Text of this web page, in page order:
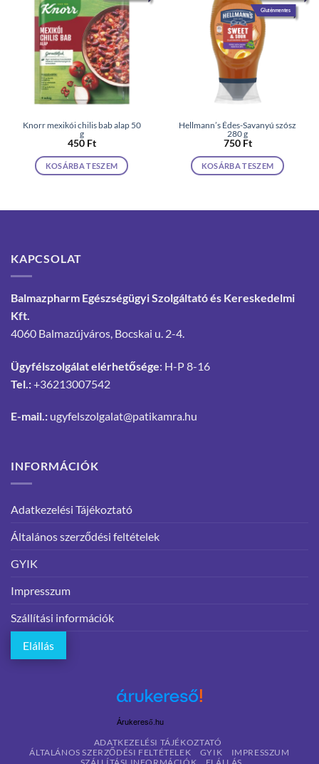
Knorr mexikói chilis bab alap 50
g
450 Ft
KOSÁRBA TESZEM
Gluténmentes
Hellmann’s Édes-Savanyú szósz
280 g
750 Ft
KOSÁRBA TESZEM
KAPCSOLAT
Balmazpharm Egészségügyi Szolgáltató és Kereskedelmi
Kft.
4060 Balmazújváros, Bocskai u. 2-4.
Ügyfélszolgálat elérhetősége: H-P 8-16
Tel.:+36213007542
E-mail.: ugyfelszolgalat@patikamra.hu
INFORMÁCIÓK
Adatkezelési Tájékoztató
Általános szerződési feltételek
GYIK
Impresszum
Szállítási információk
Elállás
Árukereső.hu
ADATKEZELÉSI TÁJÉKOZTATÓ
ÁLTALÁNOS SZERZŐDÉSI FELTÉTELEK
GYIK
IMPRESSZUM